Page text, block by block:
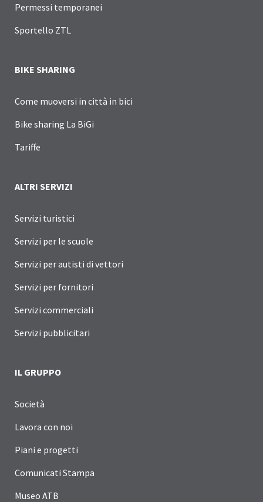
Permessi temporanei
Sportello ZTL
BIKE SHARING
Come muoversi in città in bici
Bike sharing La BiGi
Tariffe
ALTRI SERVIZI
Servizi turistici
Servizi per le scuole
Servizi per autisti di vettori
Servizi per fornitori
Servizi commerciali
Servizi pubblicitari
IL GRUPPO
Società
Lavora con noi
Piani e progetti
Comunicati Stampa
Museo ATB